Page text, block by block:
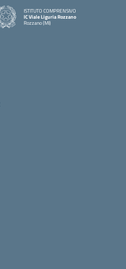
ISTITUTO COMPRENSIVO
IC Viale Liguria Rozzano
Rozzano (MI)